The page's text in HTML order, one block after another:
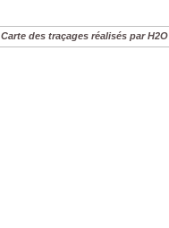
Carte des traçages réalisés par H2O